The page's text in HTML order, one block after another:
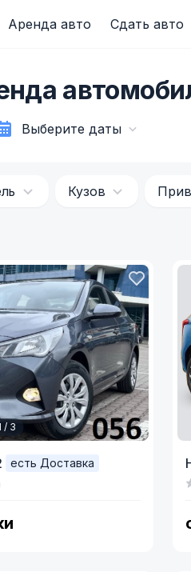
Аренда авто Сдать авто
Выберите даты
Кузов
/ 3
есть Доставка
of